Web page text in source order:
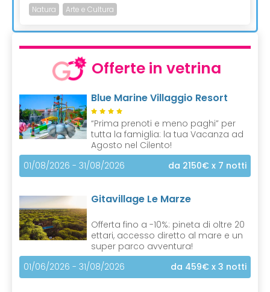
Natura Arte e Cultura
Offerte in vetrina
Blue Marine Villaggio Resort
“Prima prenoti e meno paghi” per
tutta la famiglia: la tua Vacanza ad
Agosto nel Cilento!
01/08/2026 - 31/08/2026
da 2150€ x 7 notti
Gitavillage Le Marze
Offerta fino a -10%: pineta di oltre 20
ettari, accesso diretto al mare e un
super parco avventura!
01/06/2026 - 31/08/2026
da 459€ x 3 notti